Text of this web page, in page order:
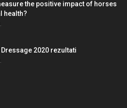
the positive impact of horses
health?
2020 rezultati